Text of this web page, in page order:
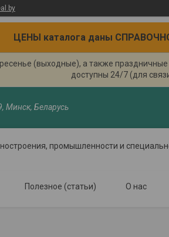
ЦЕНЫ каталога даны
(выходные), а также
доступны 24/7 (для
Минск, Беларусь
промышленности и
Полезное (статьи) О нас